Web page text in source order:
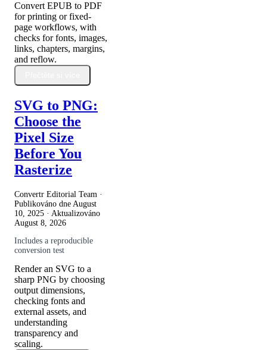
Convert EPUB to PDF
for printing or fixed-
page workflows, with
checks for fonts, images,
links, chapters, margins,
and reflow.
SVG to PNG:
Choose the
Pixel Size
Before You
Rasterize
Convertr Editorial Team ·
Publikováno dne August
10, 2025 · Aktualizováno
August 8, 2026
Includes a reproducible
conversion test
Render an SVG to a
sharp PNG by choosing
output dimensions,
checking fonts and
external assets, and
understanding
transparency and
scaling.